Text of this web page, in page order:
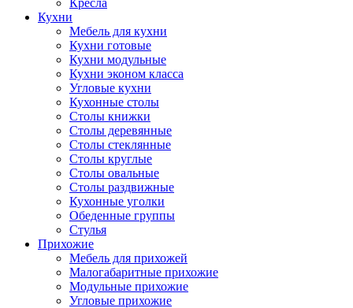
Кресла
Кухни
Мебель для кухни
Кухни готовые
Кухни модульные
Кухни эконом класса
Угловые кухни
Кухонные столы
Столы книжки
Столы деревянные
Столы стеклянные
Столы круглые
Столы овальные
Столы раздвижные
Кухонные уголки
Обеденные группы
Стулья
Прихожие
Мебель для прихожей
Малогабаритные прихожие
Модульные прихожие
Угловые прихожие